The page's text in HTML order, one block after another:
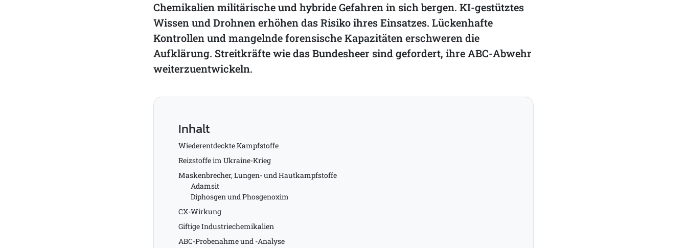
Chemikalien militärische und hybride Gefahren in sich bergen. KI-gestütztes
Wissen und Drohnen erhöhen das Risiko ihres Einsatzes. Lückenhafte
Kontrollen und mangelnde forensische Kapazitäten erschweren die
Aufklärung. Streitkräfte wie das Bundesheer sind gefordert, ihre ABC-Abwehr
weiterzuentwickeln.
Inhalt
Wiederentdeckte Kampfstoffe
Reizstoffe im Ukraine-Krieg
Maskenbrecher, Lungen- und Hautkampfstoffe
Adamsit
Diphosgen und Phosgenoxim
CX-Wirkung
Giftige Industriechemikalien
ABC-Probenahme und -Analyse